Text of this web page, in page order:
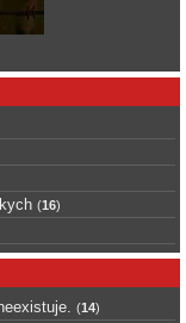
(16)
(14)